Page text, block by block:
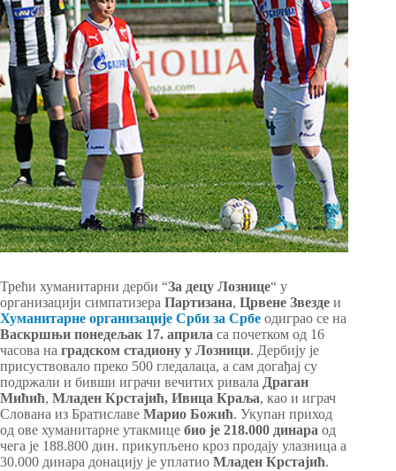
Трећи хуманитарни дерби “За децу Лознице“ у
организацији симпатизера Партизана, Црвене Звезде и
Хуманитарне организације Срби за Србе одиграо се на
Васкршњи понедељак 17. априла са почетком од 16
часова на градском стадиону у Лозници. Дербију је
присуствовало преко 500 гледалаца, а сам догађај су
подржали и бивши играчи вечитих ривала Драган
Мићић, Младен Крстајић, Ивица Краља, као и играч
Слована из Братиславе Марио Божић. Укупан приход
од ове хуманитарне утакмице био је 218.000 динара од
чега је 188.800 дин. прикупљено кроз продају улазница а
30.000 динара донацију је уплатио Младен Крстајић.